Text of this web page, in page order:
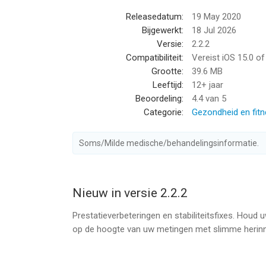
ONTWORPEN VOOR DUIDELIJKHEID
Grote, goed leesbare letters en een
Alle gegevens blijven op uw apparaat. Geen
BELANGRIJKSTE FUNCTIES
• Systolisch, diastolisch, pols en notities
• Dagelijkse, wekelijkse en maandelijkse grafieken
• Medicijnen en doseringen beheren
• Alle gegevens lokaal opgeslagen
Releasedatum:
19 May 2020
Bijgewerkt:
18 Jul 2026
Versie:
2.2.2
Compatibiliteit:
Vereist iOS 15.0
Grootte:
39.6 MB
Leeftijd:
12+ jaar
Beoordeling:
4.4van 5
Categorie:
Gezondheid en
Soms/Milde medische/behandelingsinformatie.
Nieuw in versie 2.2.2
Prestatieverbeteringen en stabiliteitsfixes. Houd
op de hoogte van uw metingen met slimme